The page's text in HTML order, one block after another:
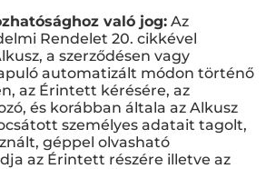
való jog: Az
Rendelet 20. cikkével
a szerződésen vagy
automatizált módon történő
az Érintett kérésére, az
és korábban általa az Alkusz
személyes adatait tagolt,
géppel olvasható
az Érintett részére illetve az